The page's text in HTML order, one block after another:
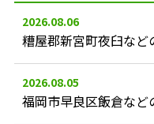
2026.08.06
2026.08.05